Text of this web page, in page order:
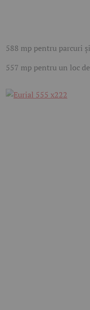
588 mp pentru parcuri
557 mp pentru un loc